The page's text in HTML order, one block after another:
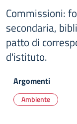
Commissioni:
secondaria,
patto di
d'istituto.
Argomenti
Ambiente